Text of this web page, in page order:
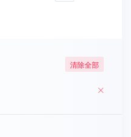
清除全部